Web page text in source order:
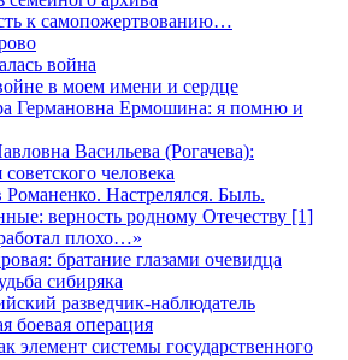
к самопожертвованию…
война
в моем имени и сердце
Германовна Ермошина: я помню и
Васильева (Рогачева):
человека
Романенко. Настрелялся. Быль.
верность родному Отечеству [1]
плохо…»
братание глазами очевидца
сибиряка
разведчик-наблюдатель
боевая операция
элемент системы государственного